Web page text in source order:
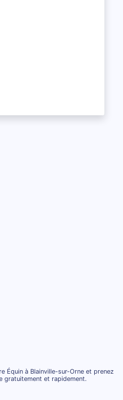
Équin à Blainville-sur-Orne et prenez
gratuitement et rapidement.